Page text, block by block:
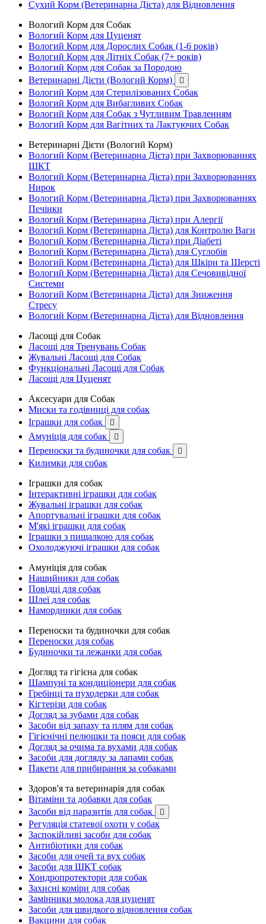
Сухий Корм (Ветеринарна Дієта) для Відновлення
Вологий Корм для Собак
Вологий Корм для Цуценят
Вологий Корм для Дорослих Собак (1-6 років)
Вологий Корм для Літніх Собак (7+ років)
Вологий Корм для Собак за Породою
Ветеринарні Дієти (Вологий Корм)

Вологий Корм для Стерилізованих Собак
Вологий Корм для Вибагливих Собак
Вологий Корм для Собак з Чутливим Травленням
Вологий Корм для Вагітних та Лактуючих Собак
Ветеринарні Дієти (Вологий Корм)
Вологий Корм (Ветеринарна Дієта) при Захворюваннях
ШКТ
Вологий Корм (Ветеринарна Дієта) при Захворюваннях
Нирок
Вологий Корм (Ветеринарна Дієта) при Захворюваннях
Печінки
Вологий Корм (Ветеринарна Дієта) при Алергії
Вологий Корм (Ветеринарна Дієта) для Контролю Ваги
Вологий Корм (Ветеринарна Дієта) при Діабеті
Вологий Корм (Ветеринарна Дієта) для Суглобів
Вологий Корм (Ветеринарна Дієта) для Шкіри та Шерсті
Вологий Корм (Ветеринарна Дієта) для Сечовивідної
Системи
Вологий Корм (Ветеринарна Дієта) для Зниження
Стресу
Вологий Корм (Ветеринарна Дієта) для Відновлення
Ласощі для Собак
Ласощі для Тренувань Собак
Жувальні Ласощі для Собак
Функціональні Ласощі для Собак
Ласощі для Цуценят
Аксесуари для Собак
Миски та годівниці для собак
Іграшки для собак

Амуніція для собак 
Переноски та будиночки для собак 
Килимки для собак
Іграшки для собак
Інтерактивні іграшки для собак
Жувальні іграшки для собак
Апортувальні іграшки для собак
М'які іграшки для собак
Іграшки з пищалкою для собак
Охолоджуючі іграшки для собак
Амуніція для собак
Нашийники для собак
Повідці для собак
Шлеї для собак
Намордники для собак
Переноски та будиночки для собак
Переноски для собак
Будиночки та лежанки для собак
Догляд та гігієна для собак
Шампуні та кондиціонери для собак
Гребінці та пуходерки для собак
Кігтерізи для собак
Догляд за зубами для собак
Засоби від запаху та плям для собак
Гігієнічні пелюшки та пояси для собак
Догляд за очима та вухами для собак
Засоби для догляду за лапами собак
Пакети для прибирання за собаками
Здоров'я та ветеринарія для собак
Вітаміни та добавки для собак
Засоби від паразитів для собак

Регуляція статевої охоти у собак
Заспокійливі засоби для собак
Антибіотики для собак
Засоби для очей та вух собак
Засоби для ШКТ собак
Хондропротектори для собак
Захисні коміри для собак
Замінники молока для цуценят
Засоби для швидкого відновлення собак
Вакцини для собак